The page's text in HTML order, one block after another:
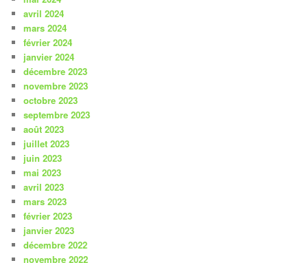
avril 2024
mars 2024
février 2024
janvier 2024
décembre 2023
novembre 2023
octobre 2023
septembre 2023
août 2023
juillet 2023
juin 2023
mai 2023
avril 2023
mars 2023
février 2023
janvier 2023
décembre 2022
novembre 2022